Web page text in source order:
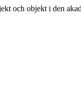
och objekt i den